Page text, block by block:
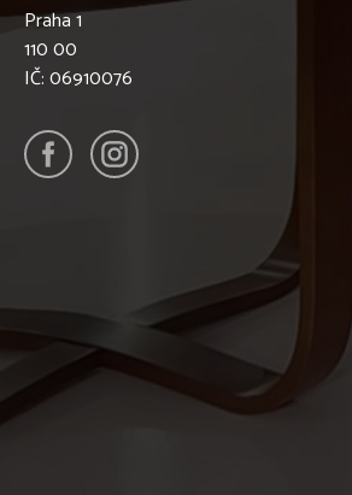
Praha 1
110 00
IČ: 06910076